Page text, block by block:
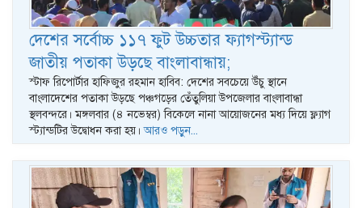
দেশের সর্বোচ্চ ১১৭ ফুট উচ্চতার ফ্যাগস্ট্যান্ড
জাতীয় পতাকা উড়ছে বাংলাবান্ধায়;
স্টাফ রিপোর্টার হাফিজুর রহমান হাবিব: দেশের সবচেয়ে উঁচু স্থানে
বাংলাদেশের পতাকা উড়ছে পঞ্চগড়ের তেঁতুলিয়া উপজেলার বাংলাবান্ধা
স্থলবন্দরে। মঙ্গলবার (৪ নভেম্বর) বিকেলে নানা আয়োজনের মধ্য দিয়ে ফ্ল্যাগ
স্ট্যান্ডটির উদ্বোধন করা হয়।আরও পড়ুন...